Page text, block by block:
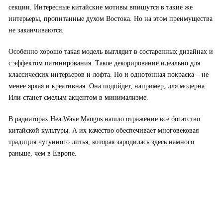
секции. Интересные китайские мотивы впишутся в такие же
интерьеры, пропитанные духом Востока. Но на этом преимущества
не заканчиваются.
Особенно хорошо такая модель выглядит в состаренных дизайнах и
с эффектом патинирования. Такое декорирование идеально для
классических интерьеров и лофта. Но и однотонная покраска – не
менее яркая и креативная. Она подойдет, например, для модерна.
Или станет смелым акцентом в минимализме.
В радиаторах HeatWave Mangus нашло отражение все богатство
китайской культуры. А их качество обеспечивает многовековая
традиция чугунного литья, которая зародилась здесь намного
раньше, чем в Европе.